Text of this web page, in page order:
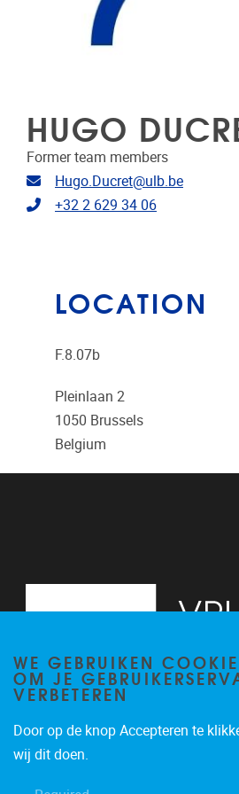
HUGO
Former team members
Email address
Hugo.Ducret@ulb.be
Telephone
+32 2 629 34 06
LOCATION
F.8.07b
Pleinlaan 2
1050 Brussels
Belgium
WE GEBRUIKEN
OM JE
VERBETEREN
Door op de knop Accepteren te
wij dit doen.